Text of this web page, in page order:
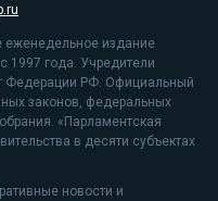
еженедельное издание
1997 года. Учредители
Федерации РФ. Официальный
законов, федеральных
«Парламентская
в десяти субъектах
новости и